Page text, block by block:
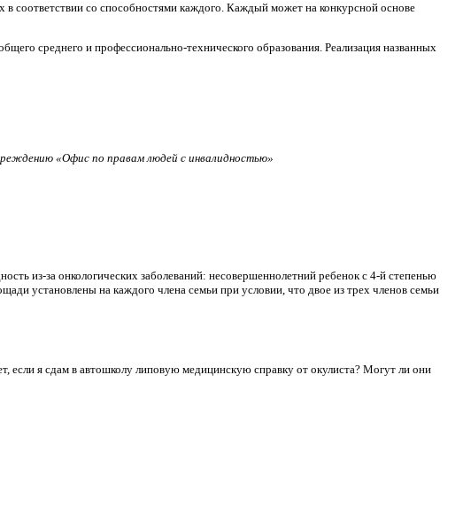
соответствии со способностями каждого. Каждый может на конкурсной основе
среднего и профессионально-технического образования. Реализация названных
«Офис по правам людей с инвалидностью»
из-за онкологических заболеваний: несовершеннолетний ребенок с 4-й степенью
установлены на каждого члена семьи при условии, что двое из трех членов семьи
я сдам в автошколу липовую медицинскую справку от окулиста? Могут ли они